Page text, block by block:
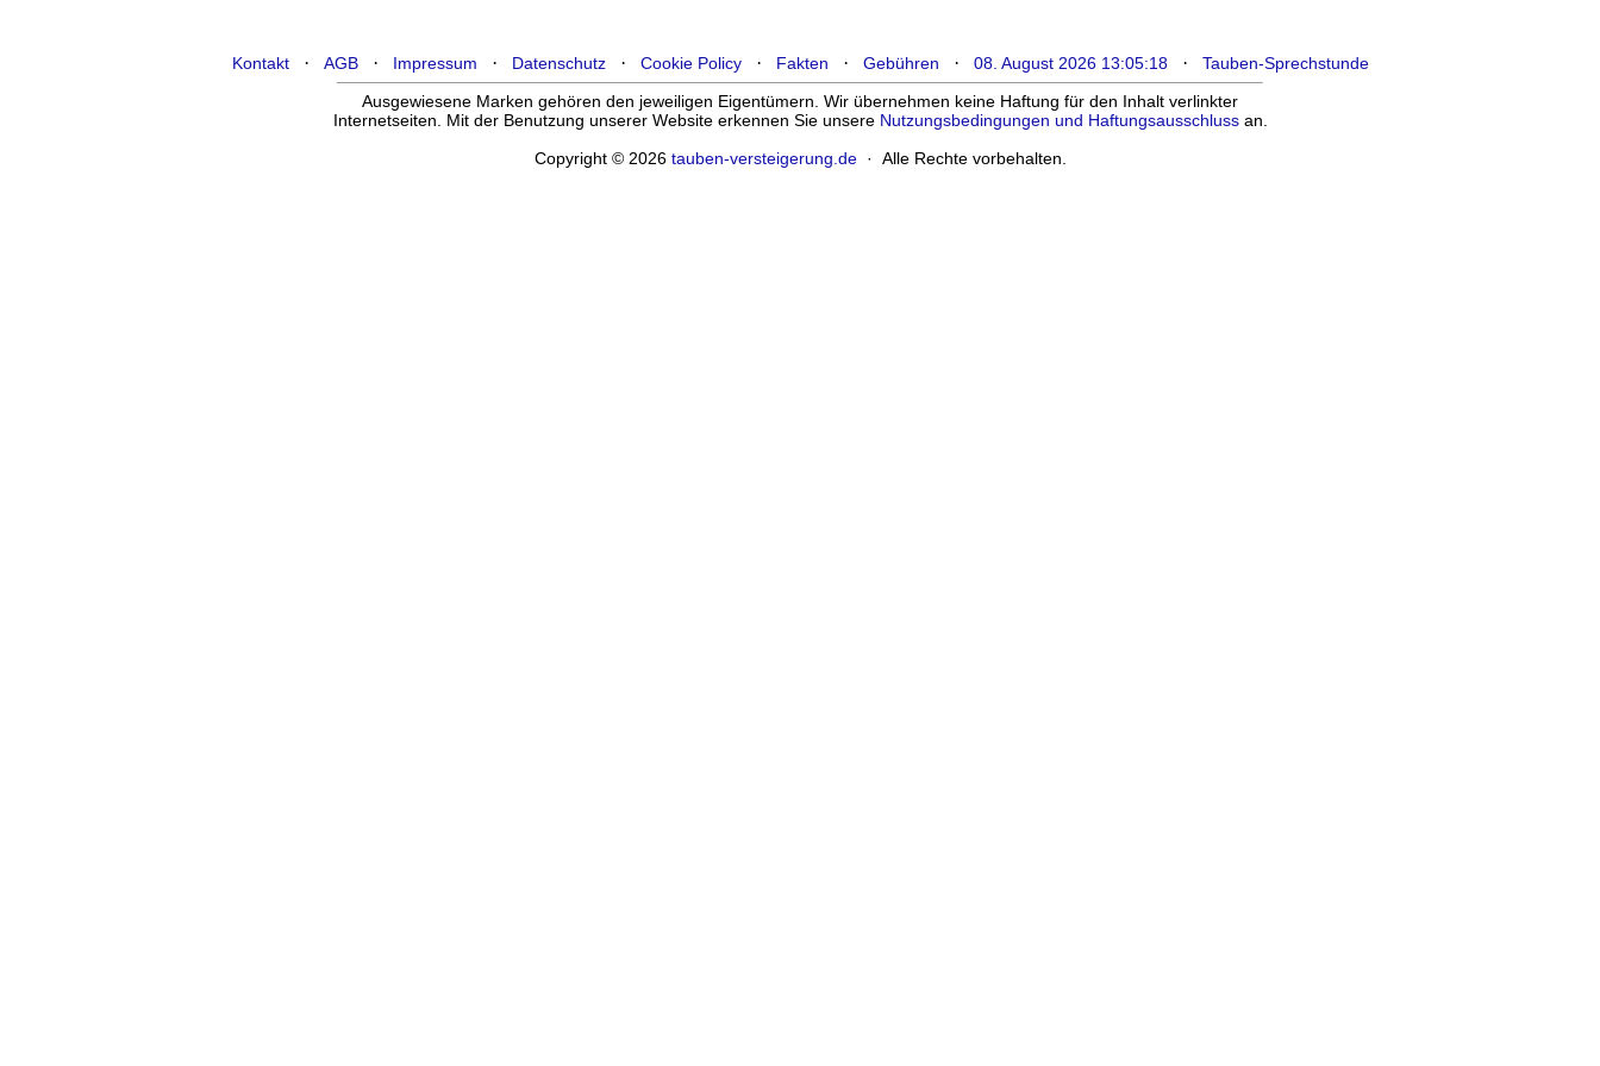
Kontakt· AGB· Impressum · Datenschutz· Cookie Policy· Fakten · Gebühren · 08. August 2026 13:05:18· Tauben-Sprechstunde
Ausgewiesene Marken gehören den jeweiligen Eigentümern. Wir übernehmen keine Haftung für den Inhalt verlinkter
Internetseiten. Mit der Benutzung unserer Website erkennen Sie unsere Nutzungsbedingungen und Haftungsausschlussan.
Copyright © 2026 tauben-versteigerung.de· Alle Rechte vorbehalten.